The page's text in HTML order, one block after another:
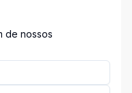
de nossos